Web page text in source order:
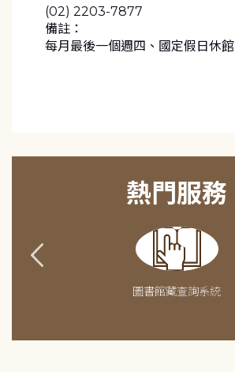
(02) 2203-7877
備註：
每月最後一個週四、國定假日休館
熱門服務
圖書館藏查詢系統